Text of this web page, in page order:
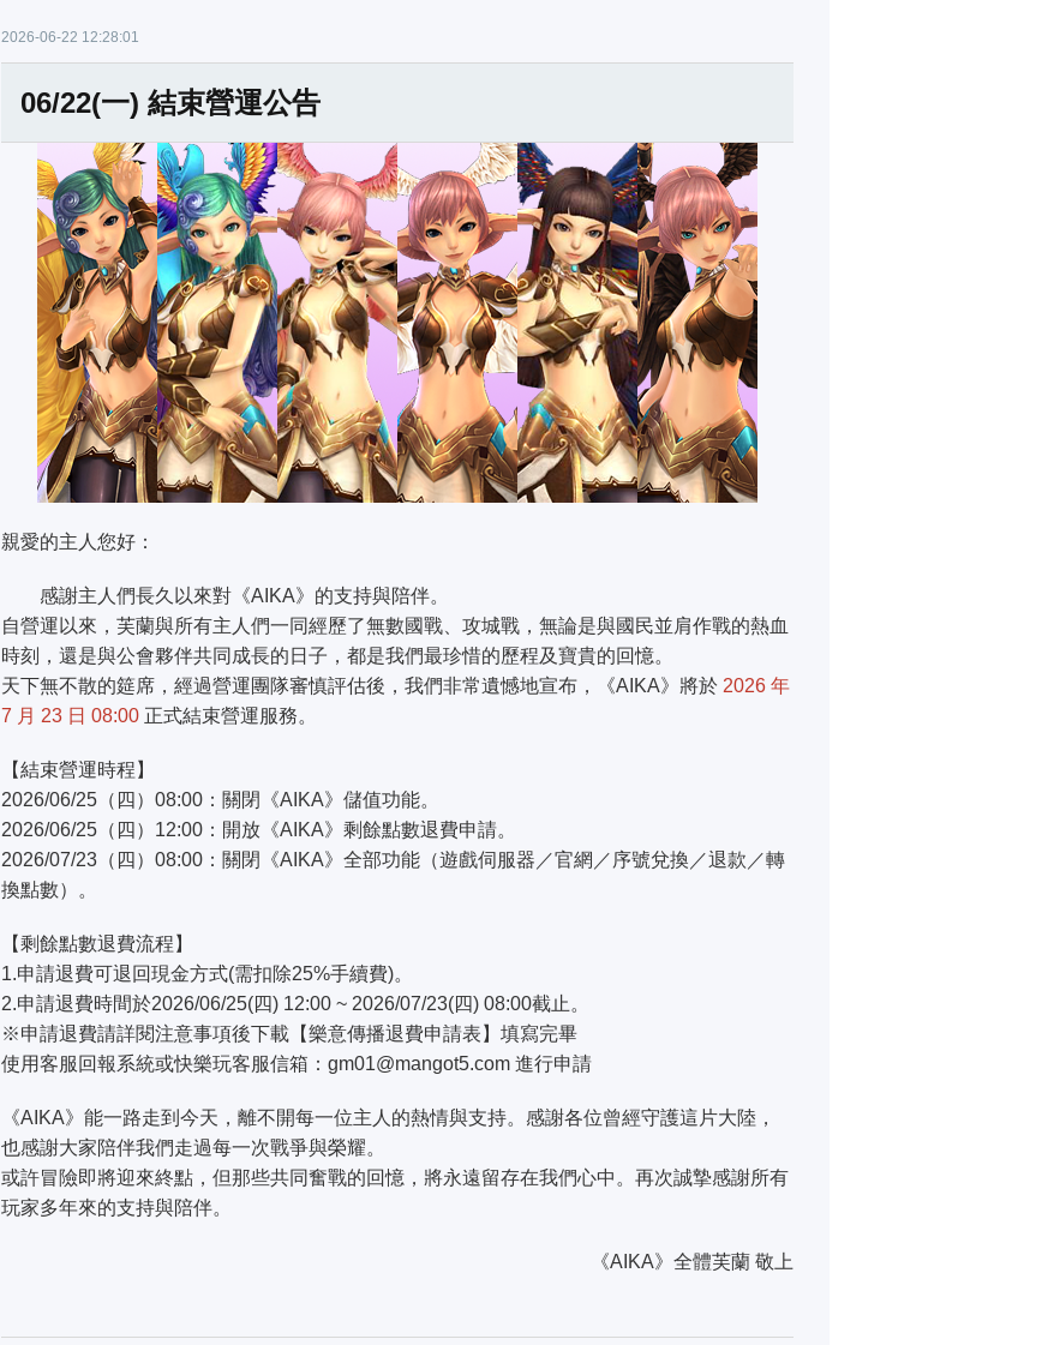
2026-06-22 12:28:01
06/22(一) 結束營運公告
親愛的主人您好：
感謝主人們長久以來對《AIKA》的支持與陪伴。
自營運以來，芙蘭與所有主人們一同經歷了無數國戰、攻城戰，無論是與國民並肩作戰的熱血
時刻，還是與公會夥伴共同成長的日子，都是我們最珍惜的歷程及寶貴的回憶。
天下無不散的筵席，經過營運團隊審慎評估後，我們非常遺憾地宣布，《AIKA》將於 2026 年
7 月 23 日 08:00 正式結束營運服務。
【結束營運時程】
2026/06/25（四）08:00：關閉《AIKA》儲值功能。
2026/06/25（四）12:00：開放《AIKA》剩餘點數退費申請。
2026/07/23（四）08:00：關閉《AIKA》全部功能（遊戲伺服器／官網／序號兌換／退款／轉
換點數）。
【剩餘點數退費流程】
1.申請退費可退回現金方式(需扣除25%手續費)。
2.申請退費時間於2026/06/25(四) 12:00 ~ 2026/07/23(四) 08:00截止。
※申請退費請詳閱注意事項後下載【樂意傳播退費申請表】填寫完畢
使用客服回報系統或快樂玩客服信箱：gm01@mangot5.com 進行申請
《AIKA》能一路走到今天，離不開每一位主人的熱情與支持。感謝各位曾經守護這片大陸，
也感謝大家陪伴我們走過每一次戰爭與榮耀。
或許冒險即將迎來終點，但那些共同奮戰的回憶，將永遠留存在我們心中。再次誠摯感謝所有
玩家多年來的支持與陪伴。
《AIKA》全體芙蘭 敬上